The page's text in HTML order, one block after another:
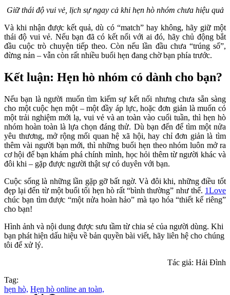
Giữ thái độ vui vẻ, lịch sự ngay cả khi hẹn hò nhóm chưa hiệu quả
Và khi nhận được kết quả, dù có “match” hay không, hãy giữ một
thái độ vui vẻ. Nếu bạn đã có kết nối với ai đó, hãy chủ động bắt
đầu cuộc trò chuyện tiếp theo. Còn nếu lần đầu chưa “trúng số”,
đừng nản – vẫn còn rất nhiều buổi hẹn đang chờ bạn phía trước.
Kết luận: Hẹn hò nhóm có dành cho bạn?
Nếu bạn là người muốn tìm kiếm sự kết nối nhưng chưa sẵn sàng
cho một cuộc hẹn một – một đầy áp lực, hoặc đơn giản là muốn có
một trải nghiệm mới lạ, vui vẻ và an toàn vào cuối tuần, thì hẹn hò
nhóm hoàn toàn là lựa chọn đáng thử. Dù bạn đến để tìm một nửa
yêu thương, mở rộng mối quan hệ xã hội, hay chỉ đơn giản là tìm
thêm vài người bạn mới, thì những buổi hẹn theo nhóm luôn mở ra
cơ hội để bạn khám phá chính mình, học hỏi thêm từ người khác và
đôi khi – gặp được người thật sự có duyên với bạn.
Cuộc sống là những lần gặp gỡ bất ngờ. Và đôi khi, những điều tốt
đẹp lại đến từ một buổi tối hẹn hò rất “bình thường” như thế. 1Love
chúc bạn tìm được “một nửa hoàn hảo” mà tạo hóa “thiết kế riêng”
cho bạn!
Hình ảnh và nội dung được sưu tầm từ chia sẻ của người dùng. Khi
bạn phát hiện dấu hiệu về bản quyền bài viết, hãy liên hệ cho chúng
tôi để xử lý.
Tác giả: Hải Đình
Tag:
hẹn hò, Hẹn hò online an toàn,